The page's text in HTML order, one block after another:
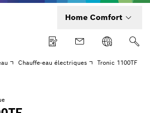
Home Comfort
Chauffe-eau électriques Tronic 1100TF